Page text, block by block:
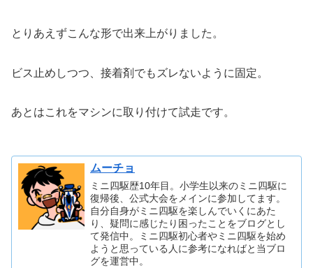
とりあえずこんな形で出来上がりました。
ビス止めしつつ、接着剤でもズレないように固定。
あとはこれをマシンに取り付けて試走です。
ムーチョ
ミニ四駆歴10年目。小学生以来のミニ四駆に
復帰後、公式大会をメインに参加してます。
自分自身がミニ四駆を楽しんでいくにあた
り、疑問に感じたり困ったことをブログとし
て発信中。ミニ四駆初心者やミニ四駆を始め
ようと思っている人に参考になればと当ブロ
グを運営中。